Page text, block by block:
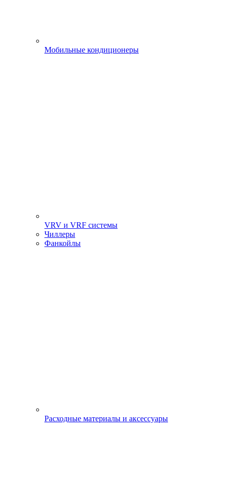
Мобильные кондиционеры
VRV и VRF системы
Чиллеры
Фанкойлы
Расходные материалы и аксессуары